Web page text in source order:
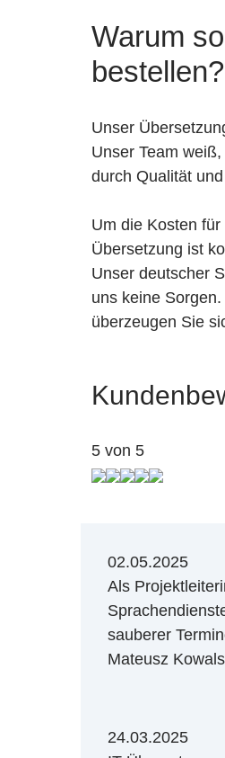
Warum
bestellen?
Unser
Unser Team
durch Qualität
Um die Kosten
Übersetzung ist
Unser deutscher
uns keine
überzeugen Sie
5 von 5
02.05.2025
Als
sauberer
Mateusz
24.03.2025